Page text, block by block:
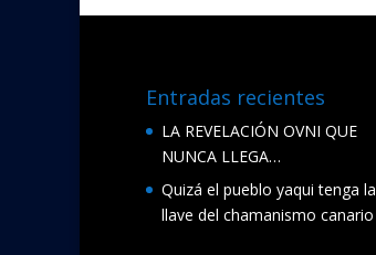
Entradas recientes
LA REVELACIÓN OVNI QUE
NUNCA LLEGA…
Quizá el pueblo yaqui tenga la
llave del chamanismo canario